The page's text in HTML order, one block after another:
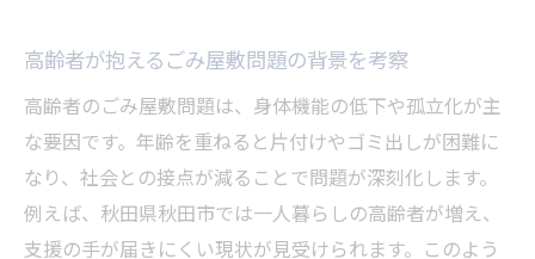
高齢者が抱えるごみ屋敷問題の背景を考察
高齢者のごみ屋敷問題は、身体機能の低下や孤立化が主
な要因です。年齢を重ねると片付けやゴミ出しが困難に
なり、社会との接点が減ることで問題が深刻化します。
例えば、秋田県秋田市では一人暮らしの高齢者が増え、
支援の手が届きにくい現状が見受けられます。このよう